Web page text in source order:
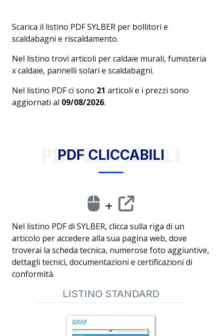
Scarica il listino PDF SYLBER per bollitori e
scaldabagni e riscaldamento.
Nel listino trovi articoli per caldaie murali, fumisteria
x caldaie, pannelli solari e scaldabagni.
Nel listino PDF ci sono 21 articoli e i prezzi sono
aggiornati al 09/08/2026.
PDF CLICCABILI
PDF CLICCABILI
Nel listino PDF di SYLBER, clicca sulla riga di un
articolo per accedere alla sua pagina web, dove
troverai la scheda tecnica, numerose foto aggiuntive,
dettagli tecnici, documentazioni e certificazioni di
conformità.
LISTINO STANDARD